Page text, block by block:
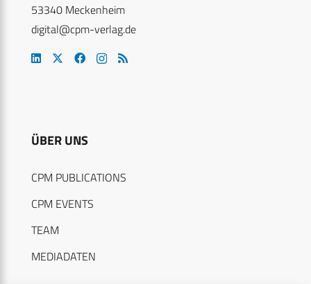
53340 Meckenheim
digital@cpm-verlag.de
ÜBER UNS
CPM PUBLICATIONS
CPM EVENTS
TEAM
MEDIADATEN